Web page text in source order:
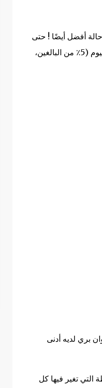
أفضل أيضًا ! حتى
في العصر الروماني، قبل 2000 عام ، كان الناس أقل عرضة لأمراض اللثة مما هم عليه اليوم (5٪ من البالغين،
بري لديه أدنى
التي تغير فيها كل